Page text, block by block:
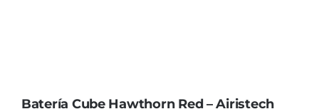
Batería Cube Hawthorn Red – Airistech